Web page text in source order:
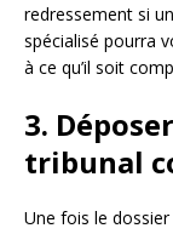
redressement si
spécialisé pourra
à ce qu’il soit
3.
tribunal
Une fois le